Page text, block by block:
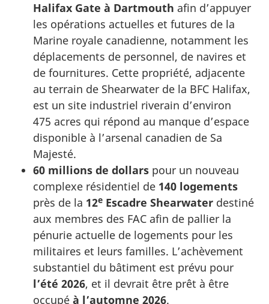
Halifax Gate à Dartmouth afin d’appuyer
les opérations actuelles et futures de la
Marine royale canadienne, notamment les
déplacements de personnel, de navires et
de fournitures. Cette propriété, adjacente
au terrain de Shearwater de la BFC Halifax,
est un site industriel riverain d’environ
475 acres qui répond au manque d’espace
disponible à l’arsenal canadien de Sa
Majesté.
60 millions de dollars pour un nouveau
complexe résidentiel de 140 logements
près de la 12e Escadre Shearwater destiné
aux membres des FAC afin de pallier la
pénurie actuelle de logements pour les
militaires et leurs familles. L’achèvement
substantiel du bâtiment est prévu pour
l’été 2026, et il devrait être prêt à être
occupé à l’automne 2026.